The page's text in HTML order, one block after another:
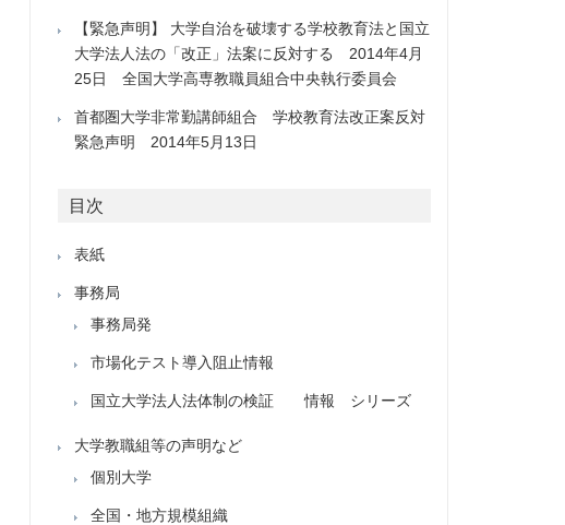
【緊急声明】 大学自治を破壊する学校教育法と国立
大学法人法の「改正」法案に反対する 2014年4月
25日 全国大学高専教職員組合中央執行委員会
首都圏大学非常勤講師組合 学校教育法改正案反対
緊急声明 2014年5月13日
目次
表紙
事務局
事務局発
市場化テスト導入阻止情報
国立大学法人法体制の検証 情報 シリーズ
大学教職組等の声明など
個別大学
全国・地方規模組織